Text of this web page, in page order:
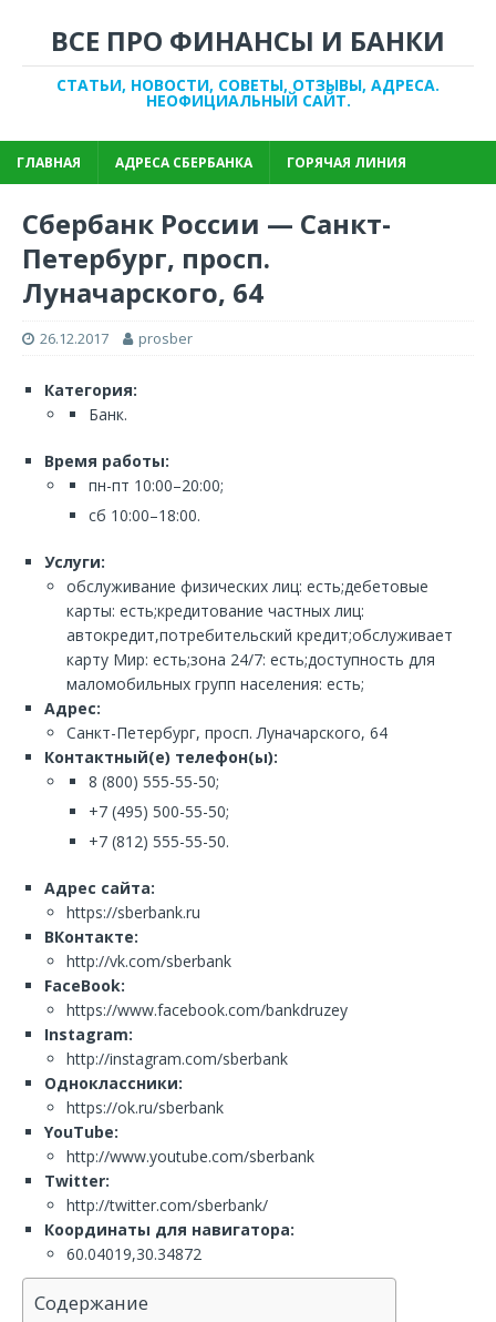
ВСЕ ПРО ФИНАНСЫ И БАНКИ
СТАТЬИ, НОВОСТИ, СОВЕТЫ, ОТЗЫВЫ, АДРЕСА.
НЕОФИЦИАЛЬНЫЙ САЙТ.
ГЛАВНАЯ АДРЕСА СБЕРБАНКА ГОРЯЧАЯ ЛИНИЯ
Сбербанк России — Санкт-
Петербург, просп.
Луначарского, 64
26.12.2017 prosber
Категория:
Банк.
Время работы:
пн-пт 10:00–20:00;
сб 10:00–18:00.
Услуги:
обслуживание физических лиц: есть;дебетовые
карты: есть;кредитование частных лиц:
автокредит,потребительский кредит;обслуживает
карту Мир: есть;зона 24/7: есть;доступность для
маломобильных групп населения: есть;
Адрес:
Санкт-Петербург, просп. Луначарского, 64
Контактный(е) телефон(ы):
8 (800) 555-55-50;
+7 (495) 500-55-50;
+7 (812) 555-55-50.
Адрес сайта:
https://sberbank.ru
ВКонтакте:
http://vk.com/sberbank
FaceBook:
https://www.facebook.com/bankdruzey
Instagram:
http://instagram.com/sberbank
Одноклассники:
https://ok.ru/sberbank
YouTube:
http://www.youtube.com/sberbank
Twitter:
http://twitter.com/sberbank/
Координаты для навигатора:
60.04019,30.34872
Содержание